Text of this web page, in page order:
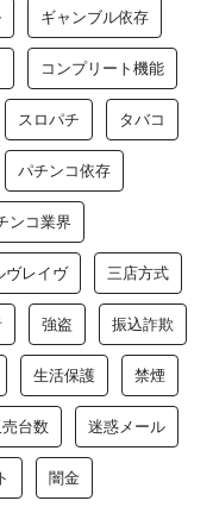
ギャンブル依存
コンプリート機能
スロパチ タバコ
パチンコ依存
ンコ業界
ヴレイヴ 三店方式
強盗 振込詐欺
生活保護 禁煙
台数 迷惑メール
闇金